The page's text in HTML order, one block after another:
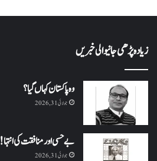
زیادہ پڑھی جانیوالی خبریں
وہ پاکستان کہاں گیا؟
جولائی 31, 2026
بے حسی اور منافقت کی انتہا !
جولائی 31, 2026